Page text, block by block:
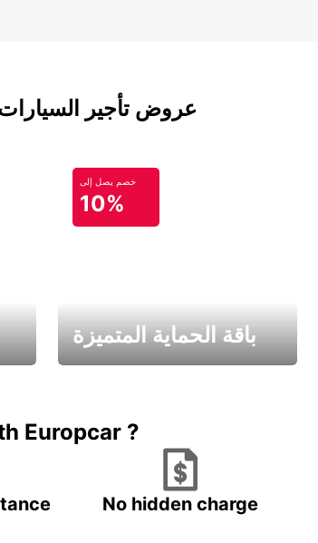
عروض تأجير السيارات
خصم يصل إلى
10%
باقة الحماية المتميزة
Europcar ?
No hidden charge